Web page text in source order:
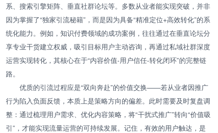
系、搜索引擎矩阵、垂直社群论坛等。多数从业者能实现突破，并非
因为掌握了“独家引流秘籍”，而是因为具备“精准定位+高效转化”的系
统化能力。例如，知识付费领域的成功案例，往往通过在垂直论坛分
享专业干货建立权威，吸引目标用户主动咨询，再通过私域社群深度
运营实现转化，其核心在于“内容价值-用户信任-转化闭环”的完整链
路。
优质的引流过程应是“双向奔赴”的价值交换——若从业者因推广
行为陷入负面反馈，本质上是策略方向的偏差。此时需要及时复盘调
整：通过梳理用户需求、优化内容策略，将“干扰式推广”转向“价值吸
引”，才能实现流量运营的可持续发展。记住，有效的用户触达，是